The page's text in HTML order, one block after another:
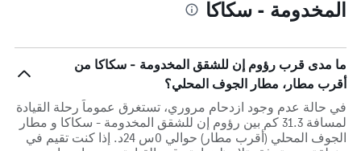
المخدومة - سكاكا
ما مدى قرب رؤوم إن للشقق المخدومة - سكاكا من
أقرب مطار، مطار الجوف المحلي؟
في حالة عدم وجود ازدحام مروري، تستغرق عموماً رحلة القيادة
لمسافة 31.3 كم بين رؤوم إن للشقق المخدومة - سكاكا و مطار
الجوف المحلي (أقرب مطار) حوالي 0س 24د. إذا كنت تقيم في